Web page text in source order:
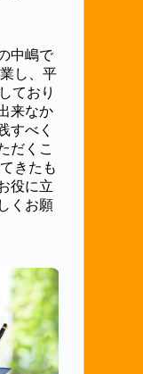
中嶋で
し、平
ており
来なか
すべく
だくこ
きたも
役に立
くお願